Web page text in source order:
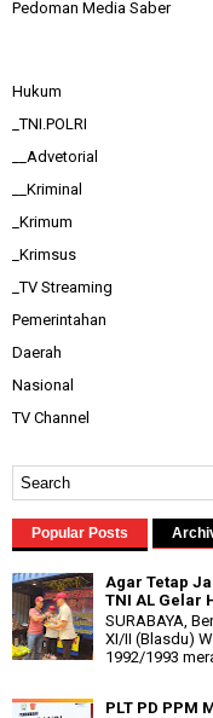
Pedoman Media Saber
Hukum
_TNI.POLRI
__Advetorial
__Kriminal
_Krimum
_Krimsus
_TV Streaming
Pemerintahan
Daerah
Nasional
TV Channel
Popular Posts
Agar Tetap
TNI AL Gelar
SURABAYA,
XI/II (Blasdu)
1992/1993
PLT PD PPM